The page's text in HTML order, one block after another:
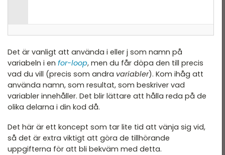
Det är vanligt att använda i eller j som namn på
variabeln i en for-loop, men du får döpa den till precis
vad du vill (precis som andra variabler). Kom ihåg att
använda namn, som resultat, som beskriver vad
variabler innehåller. Det blir lättare att hålla reda på de
olika delarna i din kod då.
Det här är ett koncept som tar lite tid att vänja sig vid,
så det är extra viktigt att göra de tillhörande
uppgifterna för att bli bekväm med detta.